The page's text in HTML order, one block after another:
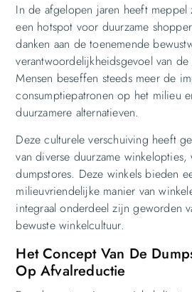
In de afgelopen jaren heeft
een hotspot voor duurzame
danken aan de toenemende
verantwoordelijkheidsgevoel van
Mensen beseffen steeds meer de
consumptiepatronen op het milieu
duurzamere alternatieven.
Deze culturele verschuiving heeft
van diverse duurzame winkelopties,
dumpstores. Deze winkels bieden
milieuvriendelijke manier van
integraal onderdeel zijn geworden
bewuste winkelcultuur.
Het Concept Van De
Op Afvalreductie